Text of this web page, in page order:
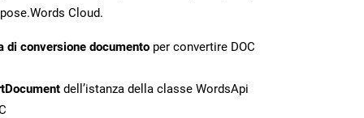
Cloud.
di conversione documento per convertire DOC
dell’istanza della classe WordsApi